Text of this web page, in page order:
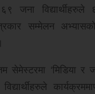
जना विद्यार्थीहरुले
सम्मेलन
सेमेस्टरमा ‘मिडिया र